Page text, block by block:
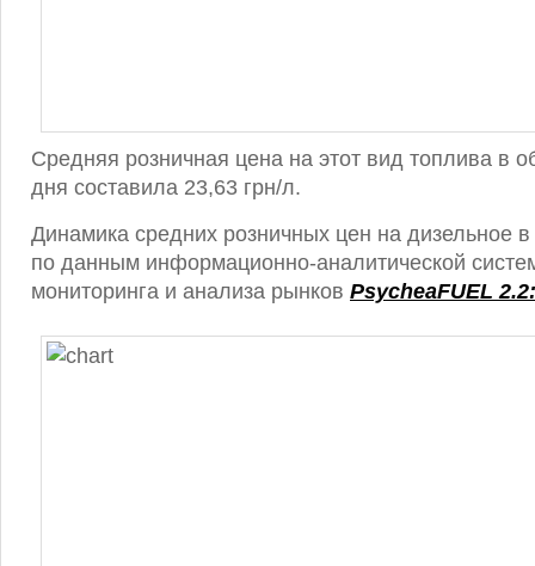
Средняя розничная цена на этот вид топлива в
дня составила 23,63 грн/л.
Динамика средних розничных цен на дизельное
по данным информационно-аналитической
мониторинга и анализа рынков PsycheaFUEL 2.2: